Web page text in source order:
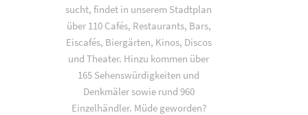
sucht, findet in unserem Stadtplan
über 110 Cafés, Restaurants, Bars,
Eiscafés, Biergärten, Kinos, Discos
und Theater. Hinzu kommen über
165 Sehenswürdigkeiten und
Denkmäler sowie rund 960
Einzelhändler. Müde geworden?